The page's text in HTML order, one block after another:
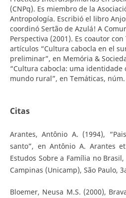
(CNPq). Es miembro de la
Antropología. Escribió el libro
coordinó Sertão de Azulá! A
Perspectiva (2001). Es coautor
artículos “Cultura cabocla en el
preliminar”, en Memória &
“Cultura cabocla: uma
mundo rural”, en Temáticas, núm.
Citas
Arantes, Antônio A. (1994),
santo”, en Antônio A. Arantes
Estudos Sobre a Família no
Campinas (Unicamp), São Paulo,
Bloemer, Neusa M.S. (2000),